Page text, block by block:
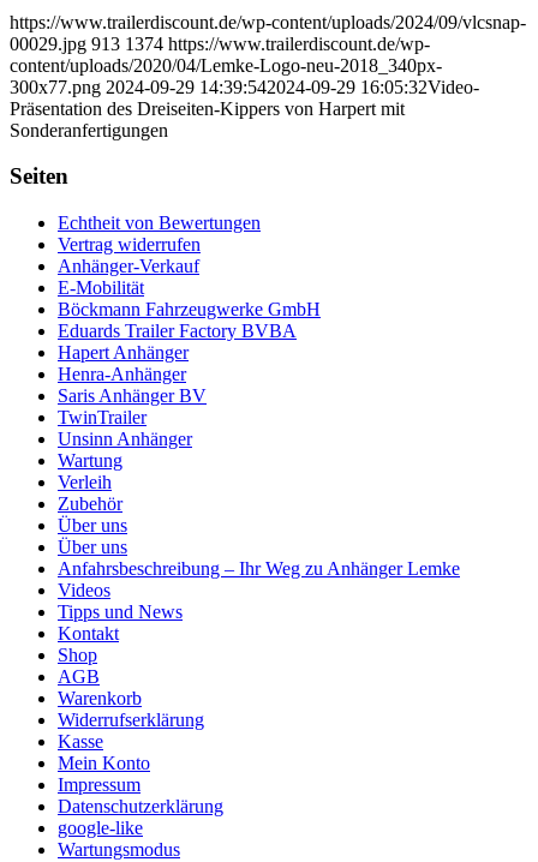
https://www.trailerdiscount.de/wp-content/uploads/2024/09/vlcsnap-
00029.jpg 913 1374 https://www.trailerdiscount.de/wp-
content/uploads/2020/04/Lemke-Logo-neu-2018_340px-
300x77.png 2024-09-29 14:39:542024-09-29 16:05:32Video-
Präsentation des Dreiseiten-Kippers von Harpert mit
Sonderanfertigungen
Seiten
Echtheit von Bewertungen
Vertrag widerrufen
Anhänger-Verkauf
E-Mobilität
Böckmann Fahrzeugwerke GmbH
Eduards Trailer Factory BVBA
Hapert Anhänger
Henra-Anhänger
Saris Anhänger BV
TwinTrailer
Unsinn Anhänger
Wartung
Verleih
Zubehör
Über uns
Über uns
Anfahrsbeschreibung – Ihr Weg zu Anhänger Lemke
Videos
Tipps und News
Kontakt
Shop
AGB
Warenkorb
Widerrufserklärung
Kasse
Mein Konto
Impressum
Datenschutzerklärung
google-like
Wartungsmodus